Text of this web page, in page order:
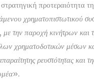
προτεραιότητα
χρηματοπιστωτικού
με την παροχή κινήτρων και
χρηματοδοτικών μέσων
ρευστότητας και
».